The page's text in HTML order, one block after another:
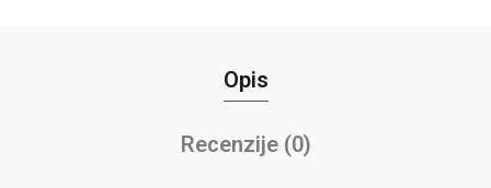
Opis
Recenzije (0)